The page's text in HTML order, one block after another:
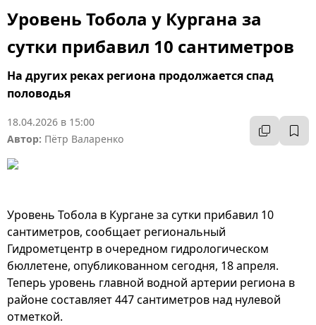
Уровень Тобола у Кургана за
сутки прибавил 10 сантиметров
На других реках региона продолжается спад
половодья
18.04.2026 в 15:00
Автор: Пётр Валаренко
Уровень Тобола в Кургане за сутки прибавил 10
сантиметров, сообщает региональный
Гидрометцентр в очередном гидрологическом
бюллетене, опубликованном сегодня, 18 апреля.
Теперь уровень главной водной артерии региона в
районе составляет 447 сантиметров над нулевой
отметкой.